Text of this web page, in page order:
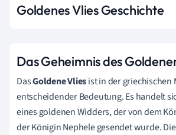
Goldenes Vlies Geschichte
Das Geheimnis des
DasGoldene Vliesist in der griechischen
entscheidender Bedeutung. Es handelt
eines goldenen Widders, der von dem
der Königin Nephele gesendet wurde.